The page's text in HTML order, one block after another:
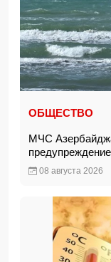
ОБЩЕСТВО
МЧС
08 августа 2026